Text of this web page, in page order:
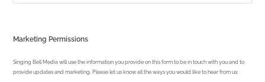
Marketing Permissions
Singing Bell Media will use the information you provide on this form to be in touch with you and to
provide updates and marketing. Please let us know all the ways you would like to hear from us: